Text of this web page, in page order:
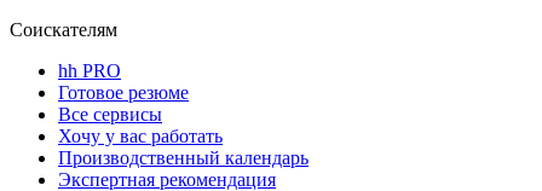
Соискателям
hh PRO
Готовое резюме
Все сервисы
Хочу у вас работать
Производственный календарь
Экспертная рекомендация